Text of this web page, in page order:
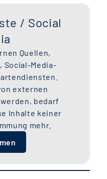
/ Social
Quellen,
Social-Media-
externen
bedarf
Inhalte keiner
mehr.